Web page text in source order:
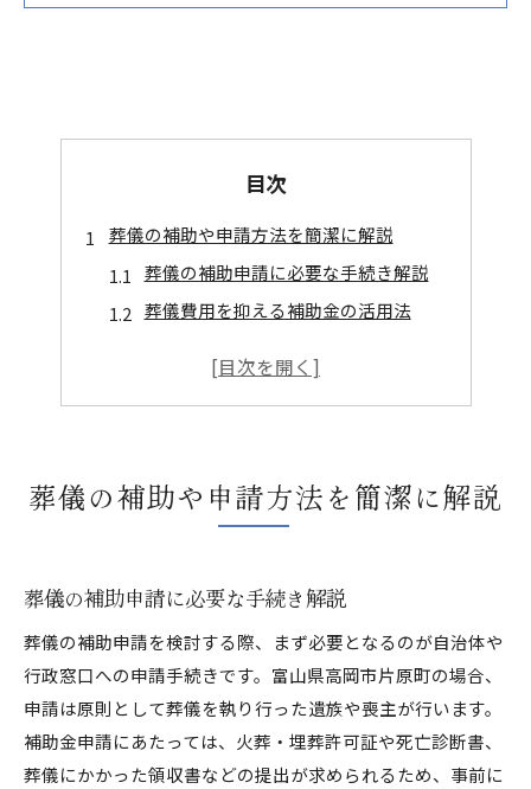
目次
葬儀の補助や申請方法を簡潔に解説
葬儀の補助申請に必要な手続き解説
葬儀費用を抑える補助金の活用法
申請時に注意したい葬儀のポイント
費用重視で選ぶ葬儀形式の比較方法
安価な葬儀を選ぶ際の注意点とは
葬儀費用を抑える式場選びの基準
補助制度活用で自己負担を減らす知恵
葬儀補助制度を最大限に活用する方法
自己負担を減らす葬儀費用の賢い工夫
葬儀の補助や申請方法を簡潔に解説
葬儀の補助申請に必要な手続き解説
葬儀の補助申請を検討する際、まず必要となるのが自治体や
行政窓口への申請手続きです。富山県高岡市片原町の場合、
申請は原則として葬儀を執り行った遺族や喪主が行います。
補助金申請にあたっては、火葬・埋葬許可証や死亡診断書、
葬儀にかかった領収書などの提出が求められるため、事前に